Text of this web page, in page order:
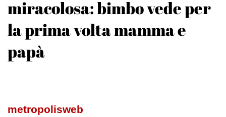
miracolosa: bimbo vede per
la prima volta mamma e
papà
metropolisweb